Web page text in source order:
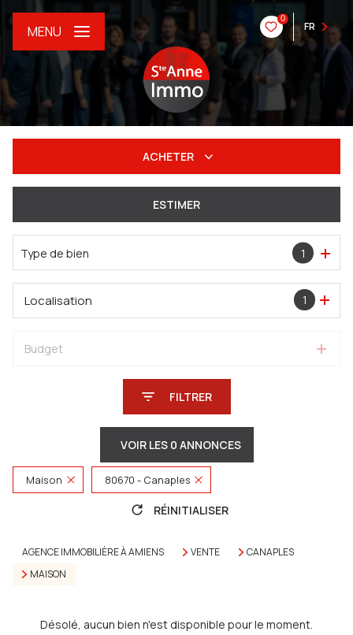
0
FR
MENU
ACHETER
Du neuf
De l'immo pro
ESTIMER
Type de bien 1
1
Localisation
Budget
FILTRER
VOIR LES 0 ANNONCES
Maison 80670 - Canaples
RÉINITIALISER
AGENCE IMMOBILIÈRE À AMIENS VENTE
CANAPLES
MAISON
Désolé, aucun bien n'est disponible pour le moment.